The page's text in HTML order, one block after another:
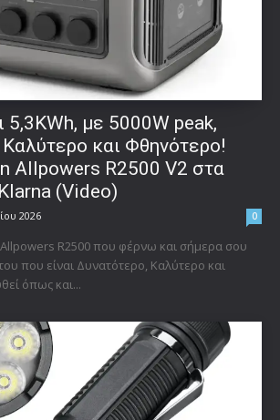
5,3KWh, με 5000W peak,
και Φθηνότερο!
Allpowers R2500 V2 στα
(Video)
2026 0
R2500 που φέρνω και σήμερα σου
που είναι Δυνατότερο, Καλύτερο και
όπως και...